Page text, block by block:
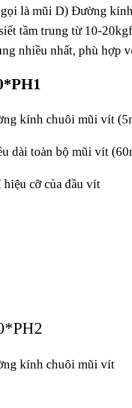
là mũi D) Đường
tầm trung từ 10-
nhiều nhất, phù hợp
kính chuôi mũi vít
dài toàn bộ mũi vít
cỡ của đầu vít
kính chuôi mũi vít